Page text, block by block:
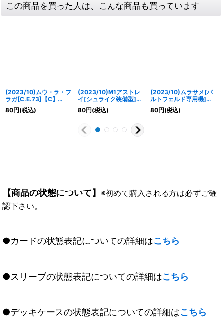
この商品を買った人は、こんな商品も買っています
(2023/10)ムウ・ラ・フ
ラガ[C.E.73]【C】
{CB29-048}《白》
80円(税込)
(2023/10)M1アストレ
イ[シュライク装備型]
【C】{CB29-011}
《白》
80円(税込)
(2023/10)ムラサメ[バ
ルトフェルド専用機]
【C】{CB29-010}
《白》
80円(税込)
【商品の状態について】 ※初めて購入される方は必ずご確
認下さい。
●カードの状態表記についての詳細はこちら
●スリーブの状態表記についての詳細はこちら
●デッキケースの状態表記についての詳細はこちら